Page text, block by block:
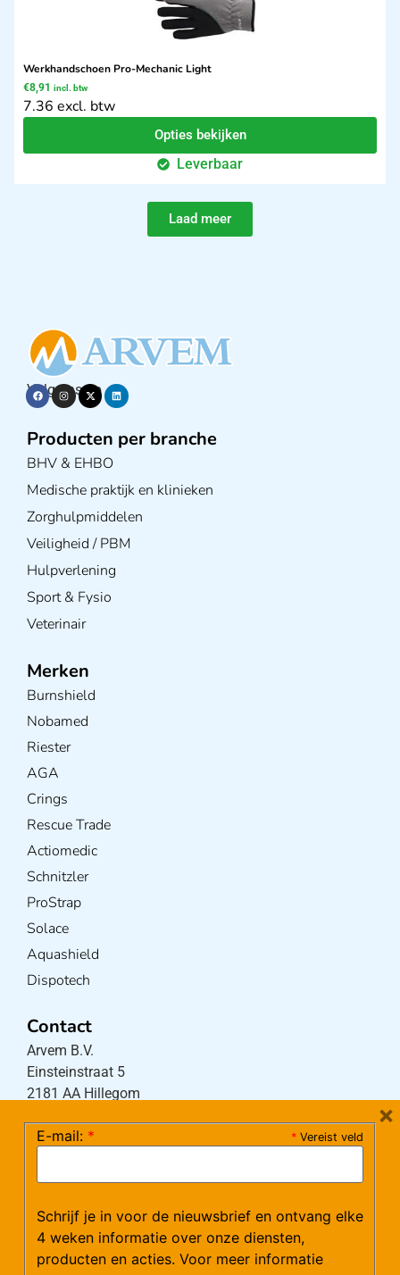
Werkhandschoen Pro-Mechanic Light
€8,91 incl. btw
7.36 excl. btw
Opties bekijken
Leverbaar
Laad meer
Volg ons op
Producten per branche
BHV & EHBO
Medische praktijk en klinieken
Zorghulpmiddelen
Veiligheid / PBM
Hulpverlening
Sport & Fysio
Veterinair
Merken
Burnshield
Nobamed
Riester
AGA
Crings
Rescue Trade
Actiomedic
Schnitzler
ProStrap
Solace
Aquashield
Dispotech
Contact
Arvem B.V.
Einsteinstraat 5
2181 AA Hillegom
(maandag – donderdag 08:30-17:15 uur / vrijdag
Mail:klantenservice@arvem.nl
* Vereist veld
E-mail: *
Schrijf je in voor de nieuwsbrief en ontvang elke
4 weken informatie over onze diensten,
producten en acties. Voor meer informatie
×